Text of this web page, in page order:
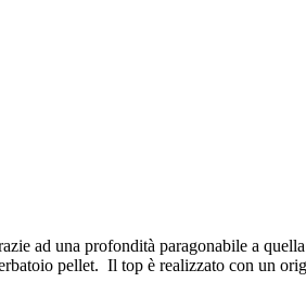
ad una profondità paragonabile a
pellet. Il top è realizzato con un